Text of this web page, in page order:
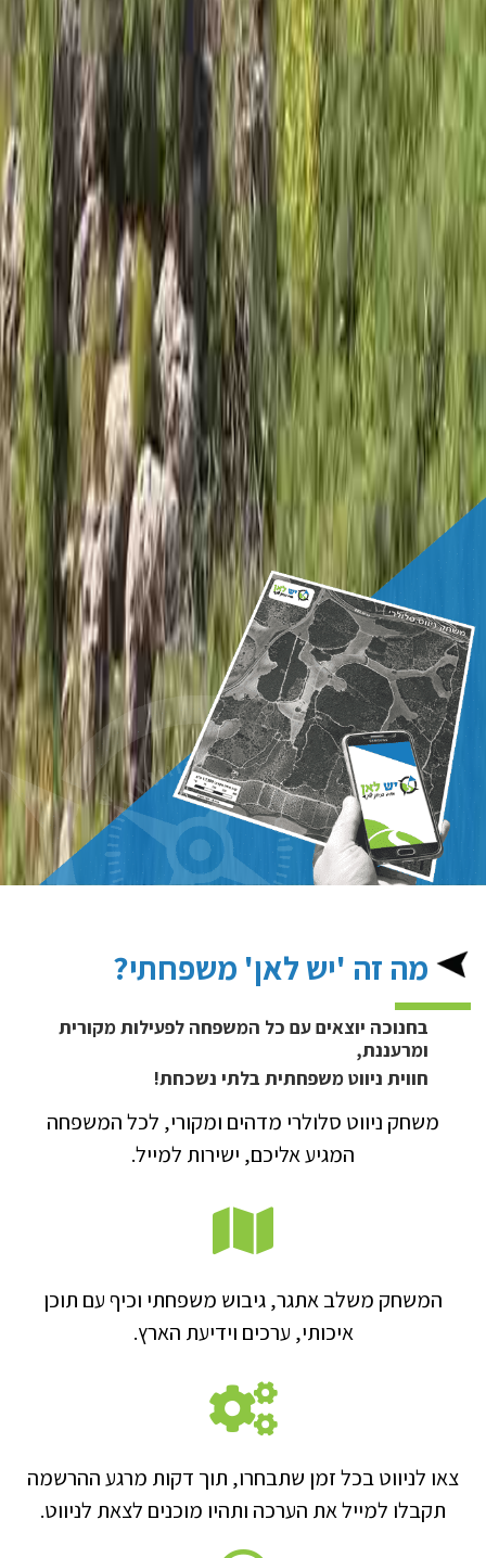
מה זה 'יש לאן' משפחתי?
בחנוכה יוצאים עם כל המשפחה לפעילות מקורית
ומרעננת,
חווית ניווט משפחתית בלתי נשכחת!
משחק ניווט סלולרי מדהים ומקורי, לכל המשפחה
המגיע אליכם, ישירות למייל.
המשחק משלב אתגר, גיבוש משפחתי וכיף עם תוכן
איכותי, ערכים וידיעת הארץ.
צאו לניווט בכל זמן שתבחרו, תוך דקות מרגע ההרשמה
תקבלו למייל את הערכה ותהיו מוכנים לצאת לניווט.